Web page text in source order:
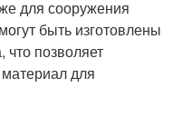
для сооружения
быть изготовлены
что позволяет
для